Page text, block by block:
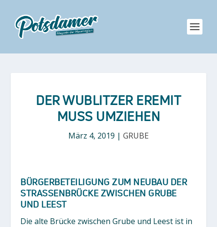
DER WUBLITZER EREMIT
MUSS UMZIEHEN
März 4, 2019 | GRUBE
BÜRGERBETEILIGUNG ZUM NEUBAU DER
STRASSENBRÜCKE ZWISCHEN GRUBE U
ND LEEST
Die alte Brücke zwischen Grube und Leest ist in